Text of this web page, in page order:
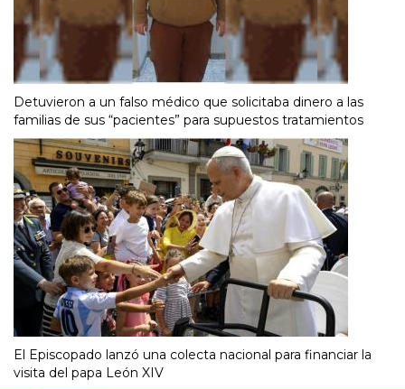
Detuvieron a un falso médico que solicitaba dinero a las
familias de sus “pacientes” para supuestos tratamientos
El Episcopado lanzó una colecta nacional para financiar la
visita del papa León XIV